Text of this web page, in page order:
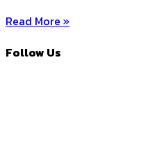
Read More »
Follow Us